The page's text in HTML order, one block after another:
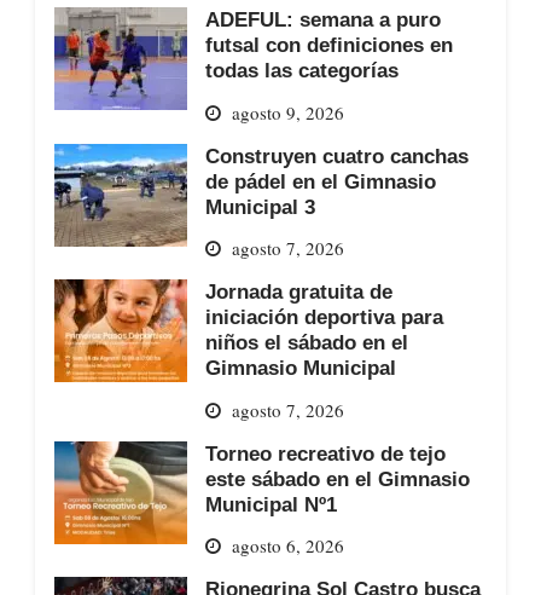
ADEFUL: semana a puro
futsal con definiciones en
todas las categorías
agosto 9, 2026
Construyen cuatro canchas
de pádel en el Gimnasio
Municipal 3
agosto 7, 2026
Jornada gratuita de
iniciación deportiva para
niños el sábado en el
Gimnasio Municipal
agosto 7, 2026
Torneo recreativo de tejo
este sábado en el Gimnasio
Municipal Nº1
agosto 6, 2026
Rionegrina Sol Castro busca